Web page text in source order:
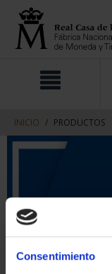
Consentimiento
contenido
navegacin
INICIO PRODUCTOS